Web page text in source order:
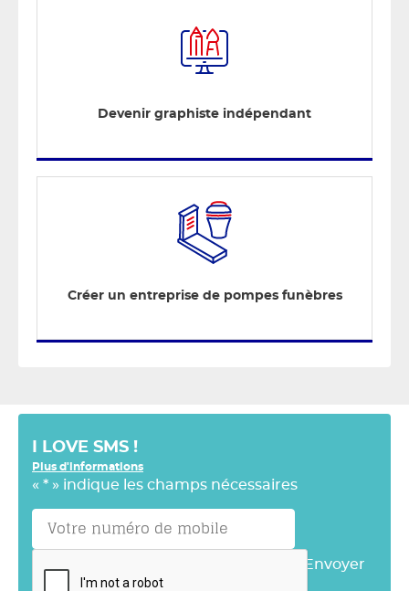
Devenir graphiste indépendant
Créer un entreprise de pompes funèbres
I LOVE SMS !
Plus d'informations
« * » indique les champs nécessaires
Envoyer